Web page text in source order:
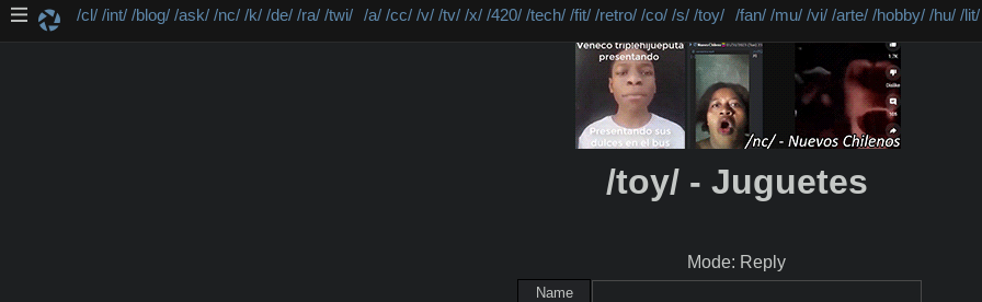
/cl/ /int/ /blog/ /ask/ /nc/ /k/ /de/ /ra/ /twi/ /a/ /cc/ /v/ /tv/ /x/ /420/ /tech/ /fit/ /retro/ /co/ /s/ /toy/ /fan/ /mu/ /vi/ /arte/ /hobby/ /hu/ /lit/
/toy/ - Juguetes
Mode: Reply
Name